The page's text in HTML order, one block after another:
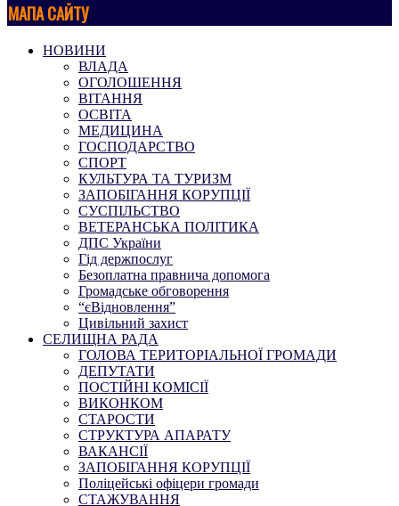
МАПА САЙТУ
НОВИНИ
ВЛАДА
ОГОЛОШЕННЯ
ВІТАННЯ
ОСВІТА
МЕДИЦИНА
ГОСПОДАРСТВО
СПОРТ
КУЛЬТУРА ТА ТУРИЗМ
ЗАПОБІГАННЯ КОРУПЦІЇ
СУСПІЛЬСТВО
ВЕТЕРАНСЬКА ПОЛІТИКА
ДПС України
Гід держпослуг
Безоплатна правнича допомога
Громадське обговорення
“єВідновлення”
Цивільний захист
СЕЛИЩНА РАДА
ГОЛОВА ТЕРИТОРІАЛЬНОЇ ГРОМАДИ
ДЕПУТАТИ
ПОСТІЙНІ КОМІСІЇ
ВИКОНКОМ
СТАРОСТИ
СТРУКТУРА АПАРАТУ
ВАКАНСІЇ
ЗАПОБІГАННЯ КОРУПЦІЇ
Поліцейські офіцери громади
СТАЖУВАННЯ